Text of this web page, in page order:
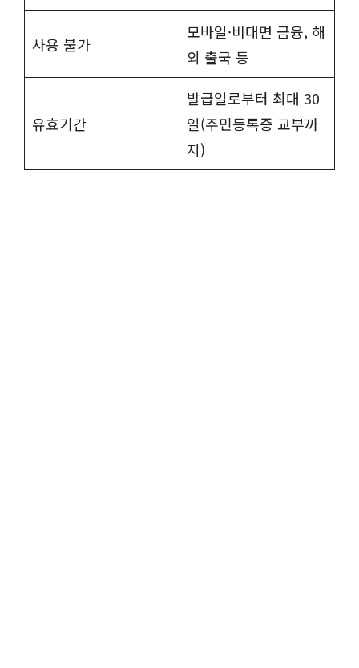
사용 불가
모바일·비대면 금융, 해
외 출국 등
유효기간
발급일로부터 최대 30
일(주민등록증 교부까
지)